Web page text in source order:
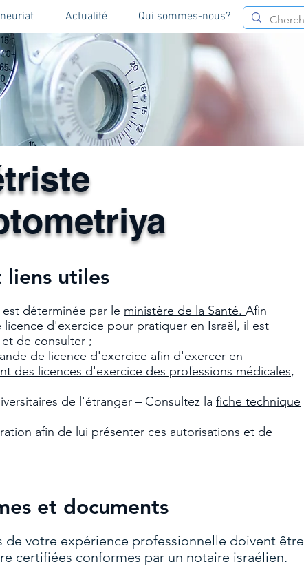
Actualité Qui sommes-nous?
déterminée par le ministère de la Santé. Afin
d'exercice pour pratiquer en Israël, il est
de consulter ;
de licence d'exercice afin d'exercer en
des licences d'exercice des professions médicales,
de l'étranger – Consultez la fiche technique
afin de lui présenter ces autorisations et de
et documents
votre expérience professionnelle doivent être
certifiées conformes par un notaire israélien.
utiles